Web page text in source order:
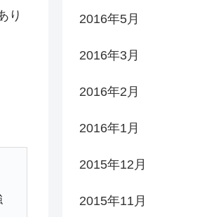
り
2016年5月
2016年3月
2016年2月
2016年1月
2015年12月
2015年11月